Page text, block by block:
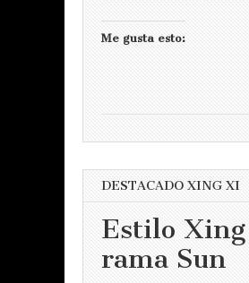
Me gusta esto:
DESTACADO XING XI
Estilo
rama Sun